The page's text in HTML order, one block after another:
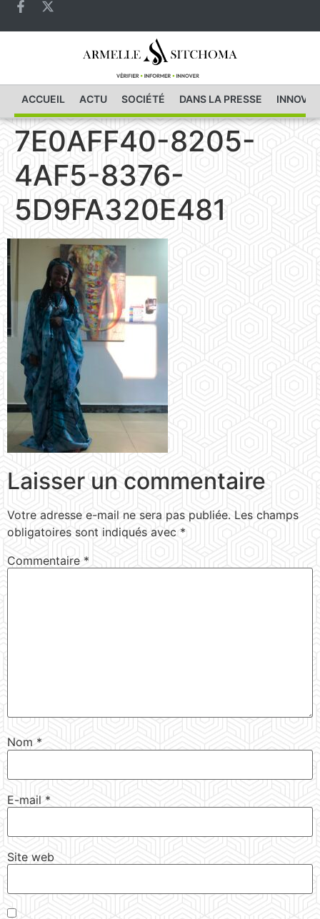
ACCUEIL ACTU SOCIÉTÉ DANS LA PRESSE
7E0AFF40-8205-
4AF5-8376-
5D9FA320E481
Laisser un commentaire
Votre adresse e-mail ne sera pas publiée. Les champs
obligatoires sont indiqués avec *
Commentaire *
Nom *
E-mail *
Site web